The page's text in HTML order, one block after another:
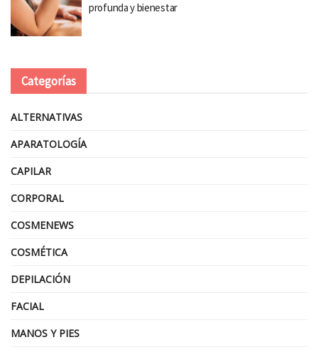
profunda y bienestar
Categorías
ALTERNATIVAS
APARATOLOGÍA
CAPILAR
CORPORAL
COSMENEWS
COSMÉTICA
DEPILACIÓN
FACIAL
MANOS Y PIES